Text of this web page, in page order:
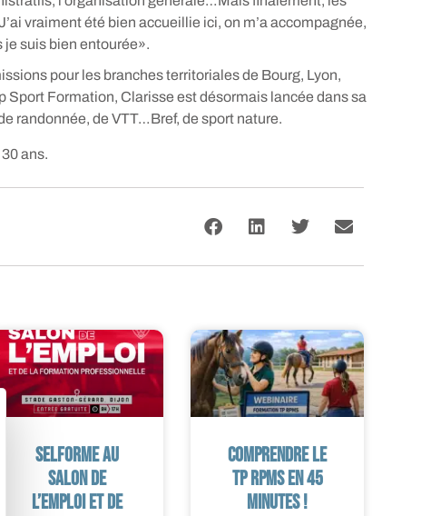
vraiment été bien accueillie ici, on m’a accompagnée,
je suis bien entourée».
pour les branches territoriales de Bourg, Lyon,
Sport Formation, Clarisse est désormais lancée dans sa
randonnée, de VTT…Bref, de sport nature.
ans.
SELFORME au
Salon de
l’Emploi et de
Comprendre le
TP RPMS en 45
minutes !